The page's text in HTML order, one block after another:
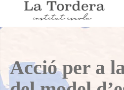
Acció per a